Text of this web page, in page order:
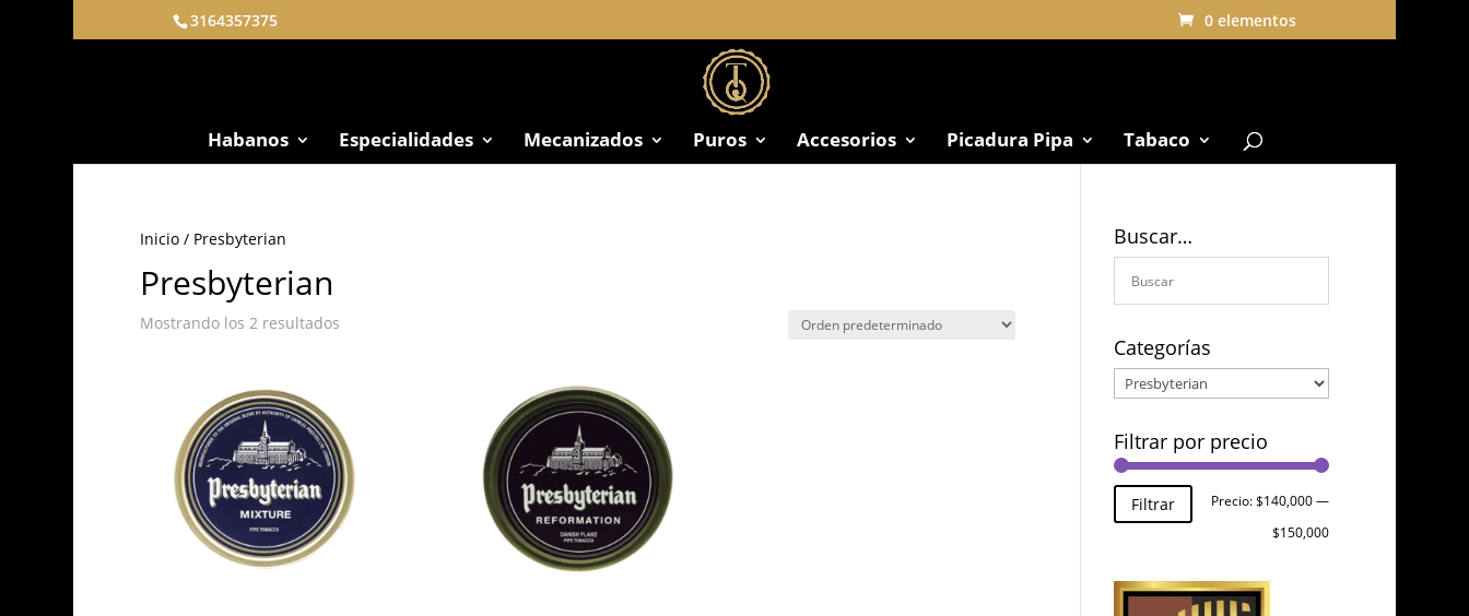
3164357375 0 elementos
Habanos Especialidades Mecanizados Puros Accesorios Picadura Pipa Tabaco
Inicio/ Presbyterian
Presbyterian
Mostrando los 2 resultados
Buscar…
Categorías
Filtrar por precio
Precio
mínimo
Precio
máximo
Filtrar Precio:$140,000—
$150,000